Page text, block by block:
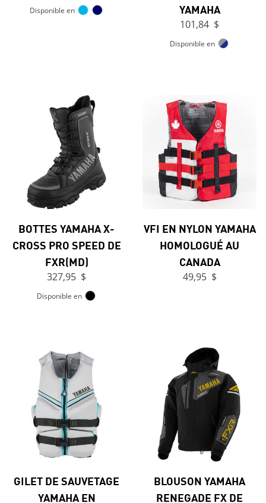
Disponible en
YAMAHA
101,84 $
Disponible en
BOTTES YAMAHA X-
CROSS PRO SPEED DE
FXR(MD)
327,95 $
Disponible en
VFI EN NYLON YAMAHA
HOMOLOGUÉ AU
CANADA
49,95 $
GILET DE SAUVETAGE
YAMAHA EN
BLOUSON YAMAHA
RENEGADE FX DE